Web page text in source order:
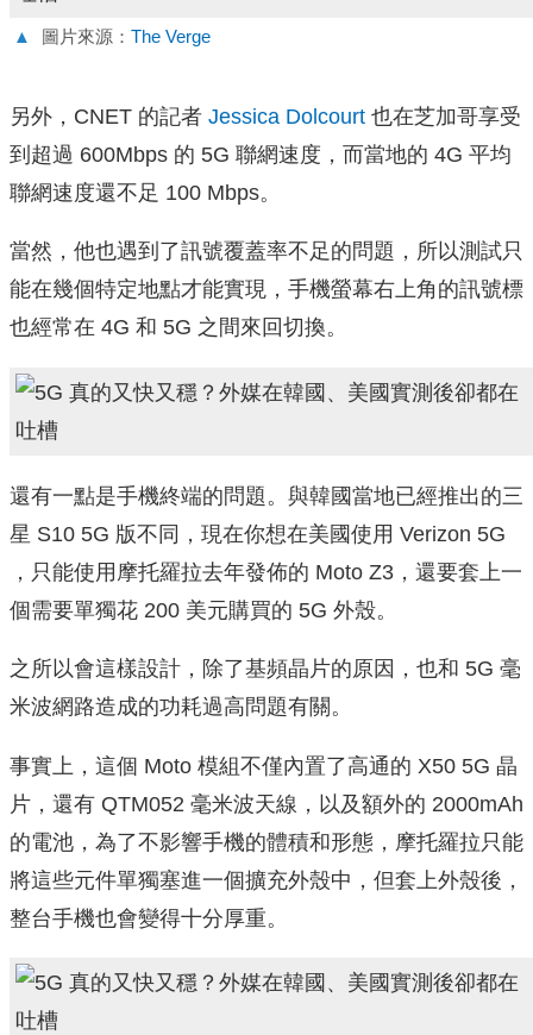
▲ 圖片來源： The Verge
另外，CNET 的記者 Jessica Dolcourt 也在芝加哥享受
到超過 600Mbps 的 5G 聯網速度，而當地的 4G 平均
聯網速度還不足 100 Mbps。
當然，他也遇到了訊號覆蓋率不足的問題，所以測試只
能在幾個特定地點才能實現，手機螢幕右上角的訊號標
也經常在 4G 和 5G 之間來回切換。
還有一點是手機終端的問題。與韓國當地已經推出的三
星 S10 5G 版不同，現在你想在美國使用 Verizon 5G
，只能使用摩托羅拉去年發佈的 Moto Z3，還要套上一
個需要單獨花 200 美元購買的 5G 外殼。
之所以會這樣設計，除了基頻晶片的原因，也和 5G 毫
米波網路造成的功耗過高問題有關。
事實上，這個 Moto 模組不僅內置了高通的 X50 5G 晶
片，還有 QTM052 毫米波天線，以及額外的 2000mAh
的電池，為了不影響手機的體積和形態，摩托羅拉只能
將這些元件單獨塞進一個擴充外殼中，但套上外殼後，
整台手機也會變得十分厚重。